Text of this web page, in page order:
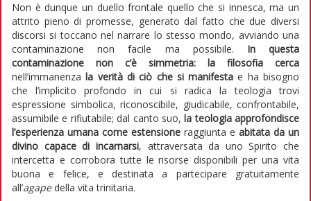
Non è dunque un duello frontale quello che si innesca, ma un
attrito pieno di promesse, generato dal fatto che due diversi
discorsi si toccano nel narrare lo stesso mondo, avviando una
contaminazione non facile ma possibile. In questa
contaminazione non c’è simmetria: la filosofia cerca
nell’immanenza la verità di ciò che si manifesta e ha bisogno
che l’implicito profondo in cui si radica la teologia trovi
espressione simbolica, riconoscibile, giudicabile, confrontabile,
assumibile e rifiutabile; dal canto suo, la teologia approfondisce
l’esperienza umana come estensione raggiunta e abitata da un
divino capace di incarnarsi, attraversata da uno Spirito che
intercetta e corrobora tutte le risorse disponibili per una vita
buona e felice, e destinata a partecipare gratuitamente
all’agapedella vita trinitaria.